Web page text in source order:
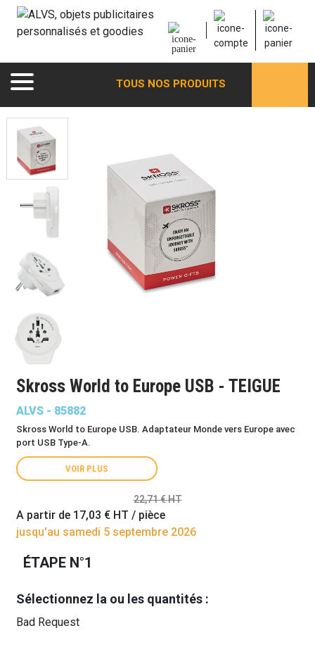
TOUS NOS PRODUITS
Skross World to Europe USB - TEIGUE
ALVS - 85882
Skross World to Europe USB. Adaptateur Monde vers Europe avec
port USB Type-A.
VOIR PLUS
22,71 € HT
A partir de 17,03 € HT / pièce
jusqu'au samedi 5 septembre 2026
ÉTAPE N°1
Sélectionnez la ou les quantités :
Bad Request